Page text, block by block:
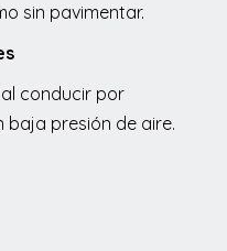
sin pavimentar.
conducir por
presión de aire.